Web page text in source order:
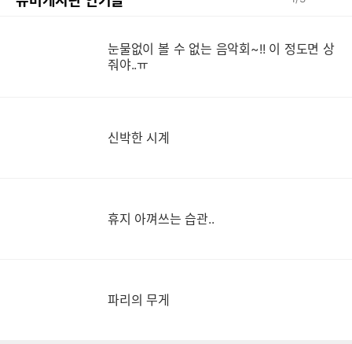
눈물없이 볼 수 없는 음악회~!! 이 정도면 상
줘야..ㅠ
신박한 시계
휴지 아껴쓰는 습관..
파리의 무게